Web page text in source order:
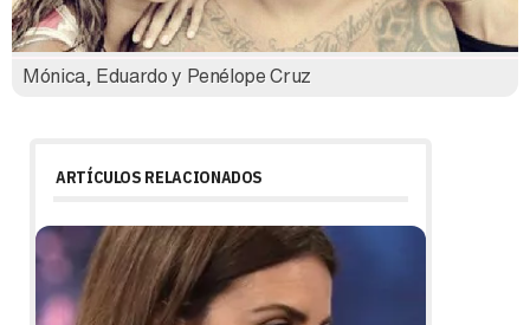
Mónica, Eduardo y Penélope Cruz
ARTÍCULOS RELACIONADOS